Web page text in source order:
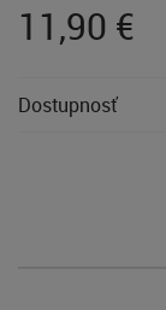
11,90 €
Dostupnosť